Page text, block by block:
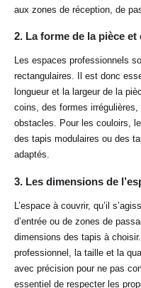
aux zones de réception, de
2. La forme de la pièce
Les espaces professionnels
rectangulaires. Il est donc
longueur et la largeur de la
coins, des formes
obstacles. Pour les couloirs,
des tapis modulaires ou des
adaptés.
3. Les dimensions de
L’espace à couvrir, qu’il
d’entrée ou de zones de
dimensions des tapis à
professionnel, la taille et la
avec précision pour ne pas
essentiel de respecter les